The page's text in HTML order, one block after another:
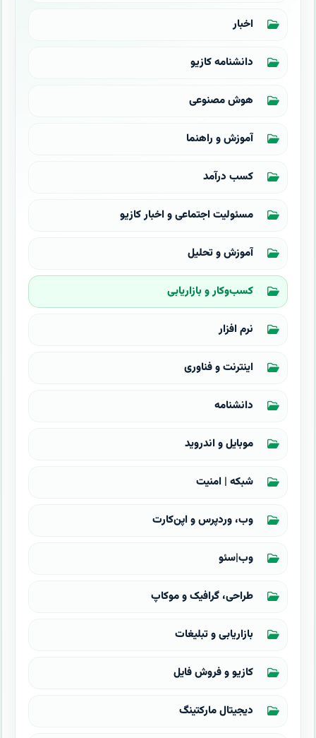
اخبار
دانشنامه کازیو
هوش مصنوعی
آموزش و راهنما
کسب درآمد
مسئولیت اجتماعی و اخبار کازیو
آموزش و تحلیل
کسب‌وکار و بازاریابی
نرم افزار
اینترنت و فناوری
دانشنامه
موبایل و اندروید
شبکه | امنیت
وب، وردپرس و اپن‌کارت
وب|سئو
طراحی، گرافیک و موکاپ
بازاریابی و تبلیغات
کازیو و فروش فایل
دیجیتال مارکتینگ